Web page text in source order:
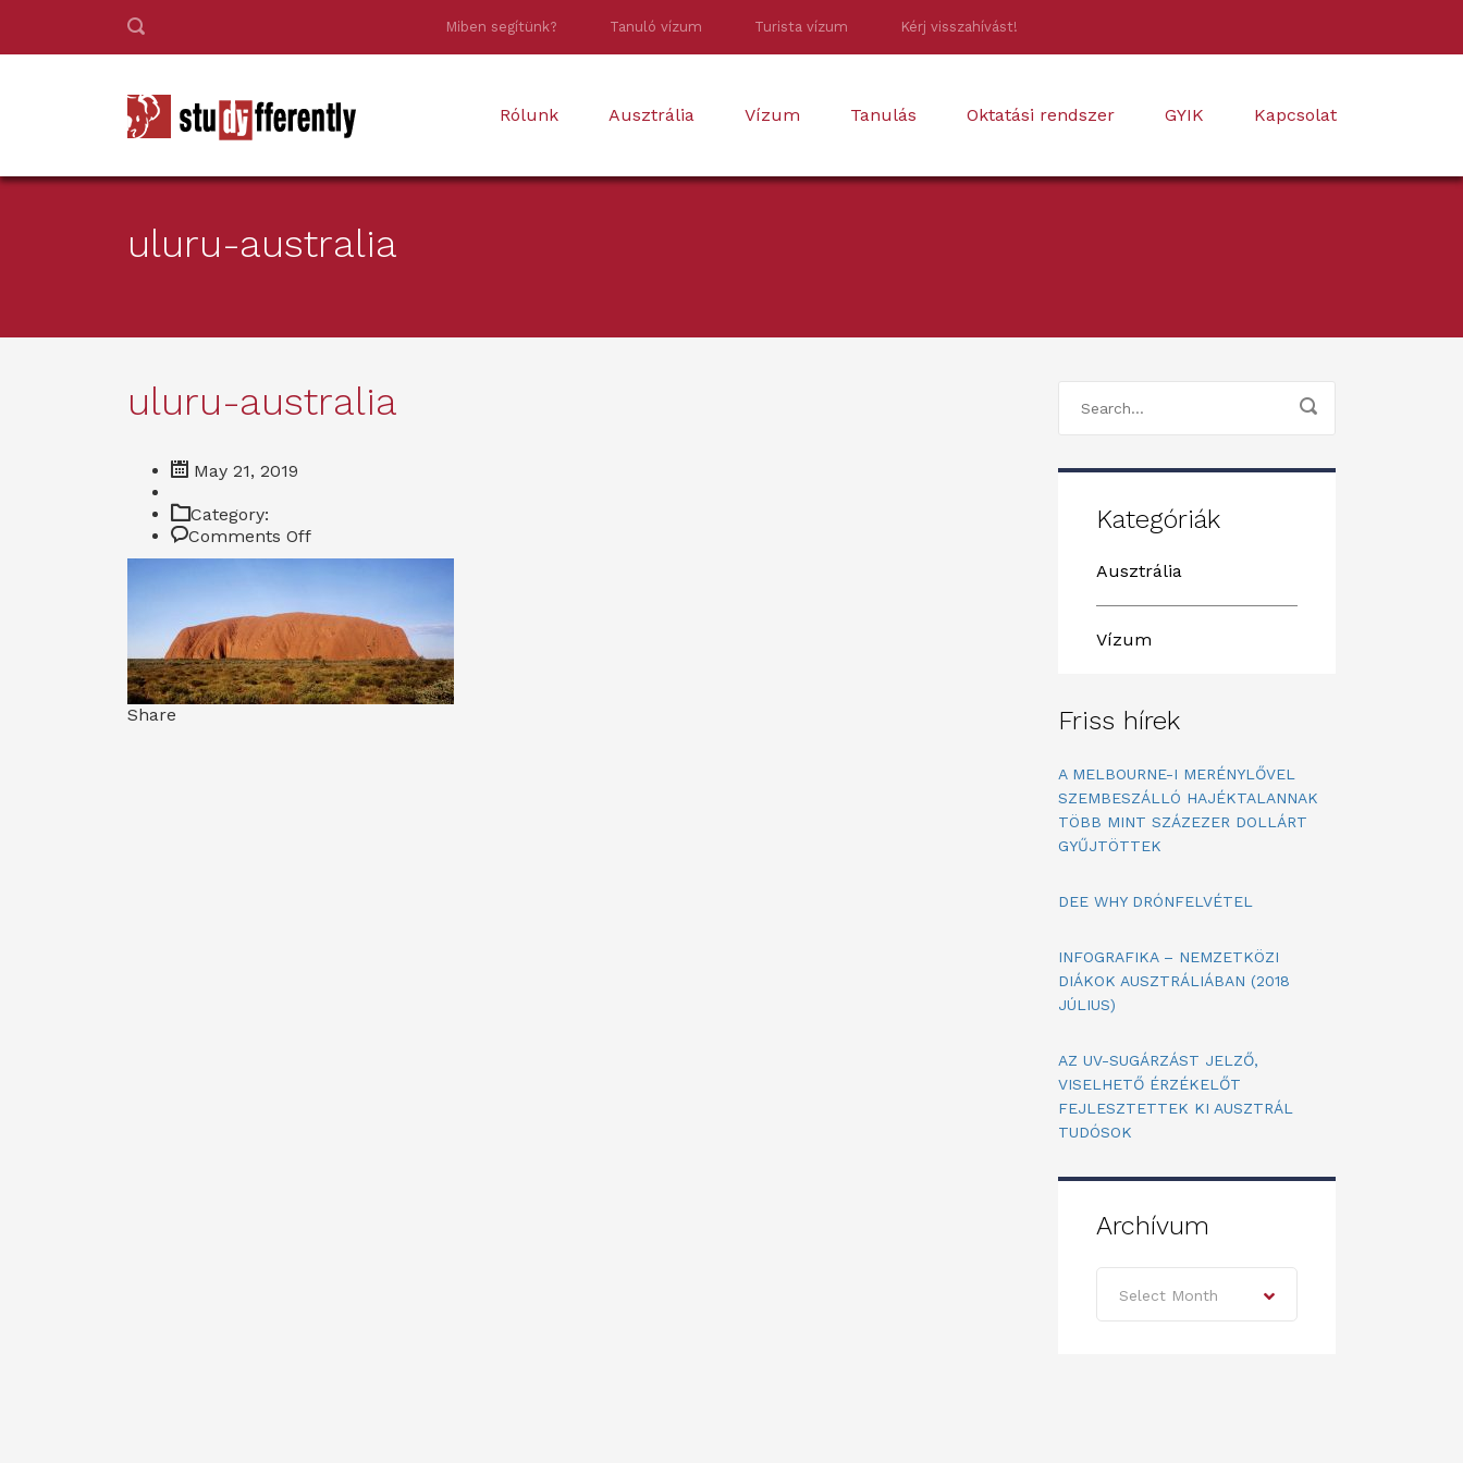
Miben segítünk? Tanuló vízum Turista vízum Kérj visszahívást!
Rólunk Ausztrália Vízum Tanulás Oktatási rendszer GYIK Kapcsolat
uluru-australia
uluru-australia
May 21, 2019
Category:
Comments Offon
uluru-
Share
Kategóriák
Ausztrália
Vízum
Friss hírek
A MELBOURNE-I MERÉNYLŐVEL
SZEMBESZÁLLÓ HAJÉKTALANNAK
TÖBB MINT SZÁZEZER DOLLÁRT
GYŰJTÖTTEK
DEE WHY DRÓNFELVÉTEL
INFOGRAFIKA – NEMZETKÖZI
DIÁKOK AUSZTRÁLIÁBAN (2018
JÚLIUS)
AZ UV-SUGÁRZÁST JELZŐ,
VISELHETŐ ÉRZÉKELŐT
FEJLESZTETTEK KI AUSZTRÁL
TUDÓSOK
Archívum
Archívum
Select Month